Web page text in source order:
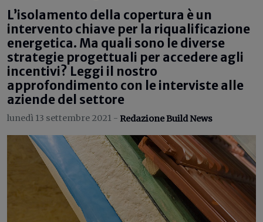
L’isolamento della copertura è un
intervento chiave per la riqualificazione
energetica. Ma quali sono le diverse
strategie progettuali per accedere agli
incentivi? Leggi il nostro
approfondimento con le interviste alle
aziende del settore
lunedì 13 settembre 2021 - Redazione Build News